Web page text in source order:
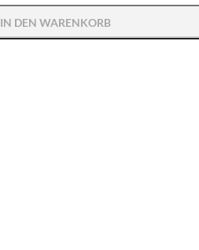
IN DEN WARENKORB